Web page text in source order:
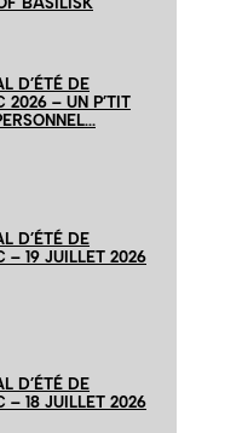
D’ÉTÉ DE
2026 – UN P’TIT
D’ÉTÉ DE
– 19 JUILLET 2026
D’ÉTÉ DE
– 18 JUILLET 2026